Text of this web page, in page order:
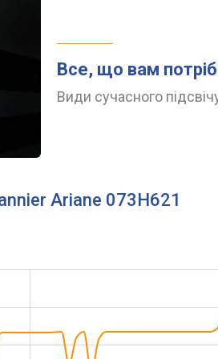
Все, що вам
Види сучасного
Ariane 073H621